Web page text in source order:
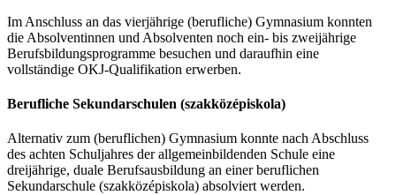
Im Anschluss an das vierjährige (berufliche) Gymnasium konnten
die Absolventinnen und Absolventen noch ein- bis zweijährige
Berufsbildungsprogramme besuchen und daraufhin eine
vollständige OKJ-Qualifikation erwerben.
Berufliche Sekundarschulen (szakközépiskola)
Alternativ zum (beruflichen) Gymnasium konnte nach Abschluss
des achten Schuljahres der allgemeinbildenden Schule eine
dreijährige, duale Berufsausbildung an einer beruflichen
Sekundarschule (szakközépiskola) absolviert werden.